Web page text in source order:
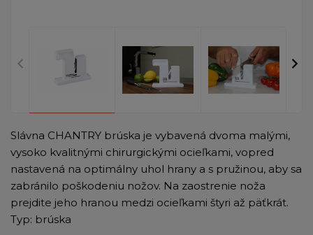
Slávna CHANTRY brúska je vybavená dvoma malými,
vysoko kvalitnými chirurgickými ocieľkami, vopred
nastavená na optimálny uhol hrany a s pružinou, aby sa
zabránilo poškodeniu nožov. Na zaostrenie noža
prejdite jeho hranou medzi ocieľkami štyri až päťkrát.
Typ: brúska